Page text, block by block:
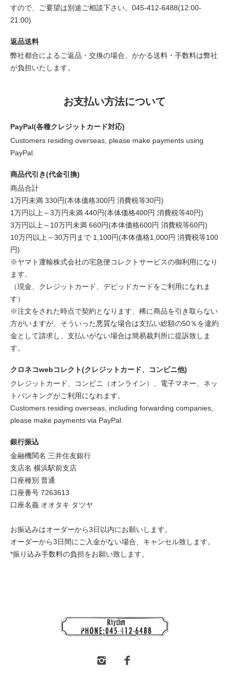
すので、ご要望は別途ご相談下さい。045-412-6488(12:00-
21:00)
返品送料
弊社都合によるご返品・交換の場合、かかる送料・手数料は弊社
が負担いたします。
お支払い方法について
PayPal(各種クレジットカード対応)
Customers residing overseas, please make payments using
PayPal.
商品代引き(代金引換)
商品合計
1万円未満 330円(本体価格300円 消費税等30円)
1万円以上～3万円未満 440円(本体価格400円 消費税等40円)
3万円以上～10万円未満 660円(本体価格600円 消費税等60円)
10万円以上～30万円まで 1,100円(本体価格1,000円 消費税等100
円)
※ヤマト運輸株式会社の宅急便コレクトサービスの御利用になり
ます。
（現金、クレジットカード、デビッドカードをご利用になれま
す）
※注文をされた時点で契約となります、稀に商品を引き取らない
方がいますが、そういった悪質な場合は支払い総額の50％を違約
金として請求し、支払いがない場合は簡易裁判所に提訴致しま
す。
クロネコwebコレクト(クレジットカード、コンビニ他)
クレジットカード、コンビニ（オンライン）、電子マネー、ネッ
トバンキングがご利用になれます。
Customers residing overseas, including forwarding companies,
please make payments via PayPal.
銀行振込
金融機関名 三井住友銀行
支店名 横浜駅前支店
口座種別 普通
口座番号 7263613
口座名義 オオタキ タツヤ
お振込みはオーダーから3日以内にお願いします。
オーダーから3日間にご入金がない場合、キャンセル致します。
*振り込み手数料の負担をお願い致します。